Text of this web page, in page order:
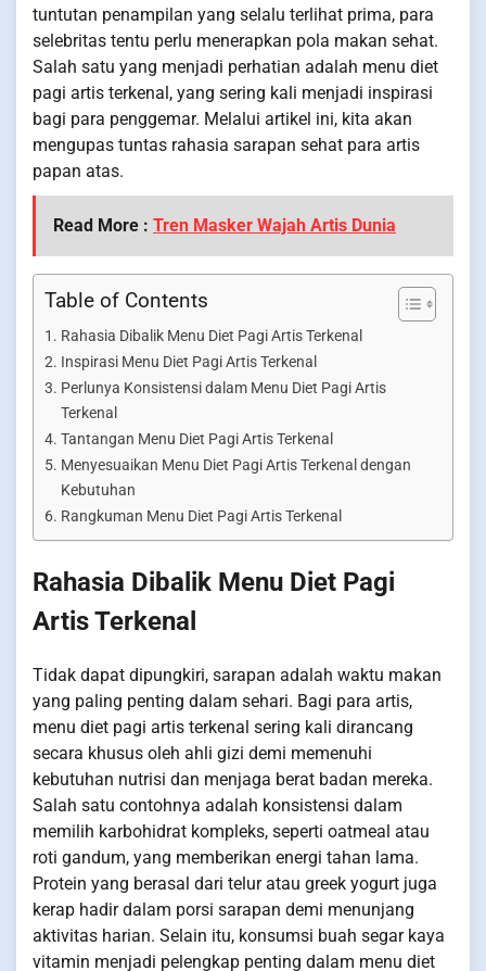
tuntutan penampilan yang selalu terlihat prima, para
selebritas tentu perlu menerapkan pola makan sehat.
Salah satu yang menjadi perhatian adalah menu diet
pagi artis terkenal, yang sering kali menjadi inspirasi
bagi para penggemar. Melalui artikel ini, kita akan
mengupas tuntas rahasia sarapan sehat para artis
papan atas.
Read More : Tren Masker Wajah Artis Dunia
Table of Contents
Rahasia Dibalik Menu Diet Pagi Artis Terkenal
Inspirasi Menu Diet Pagi Artis Terkenal
Perlunya Konsistensi dalam Menu Diet Pagi Artis
Terkenal
Tantangan Menu Diet Pagi Artis Terkenal
Menyesuaikan Menu Diet Pagi Artis Terkenal dengan
Kebutuhan
Rangkuman Menu Diet Pagi Artis Terkenal
Rahasia Dibalik Menu Diet Pagi
Artis Terkenal
Tidak dapat dipungkiri, sarapan adalah waktu makan
yang paling penting dalam sehari. Bagi para artis,
menu diet pagi artis terkenal sering kali dirancang
secara khusus oleh ahli gizi demi memenuhi
kebutuhan nutrisi dan menjaga berat badan mereka.
Salah satu contohnya adalah konsistensi dalam
memilih karbohidrat kompleks, seperti oatmeal atau
roti gandum, yang memberikan energi tahan lama.
Protein yang berasal dari telur atau greek yogurt juga
kerap hadir dalam porsi sarapan demi menunjang
aktivitas harian. Selain itu, konsumsi buah segar kaya
vitamin menjadi pelengkap penting dalam menu diet